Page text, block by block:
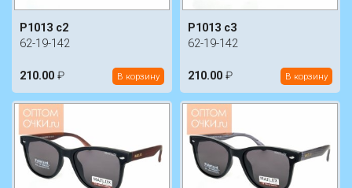
P1013 c2
62-19-142
210.00 ₽ В корзину
P1013 c3
62-19-142
210.00 ₽ В корзину